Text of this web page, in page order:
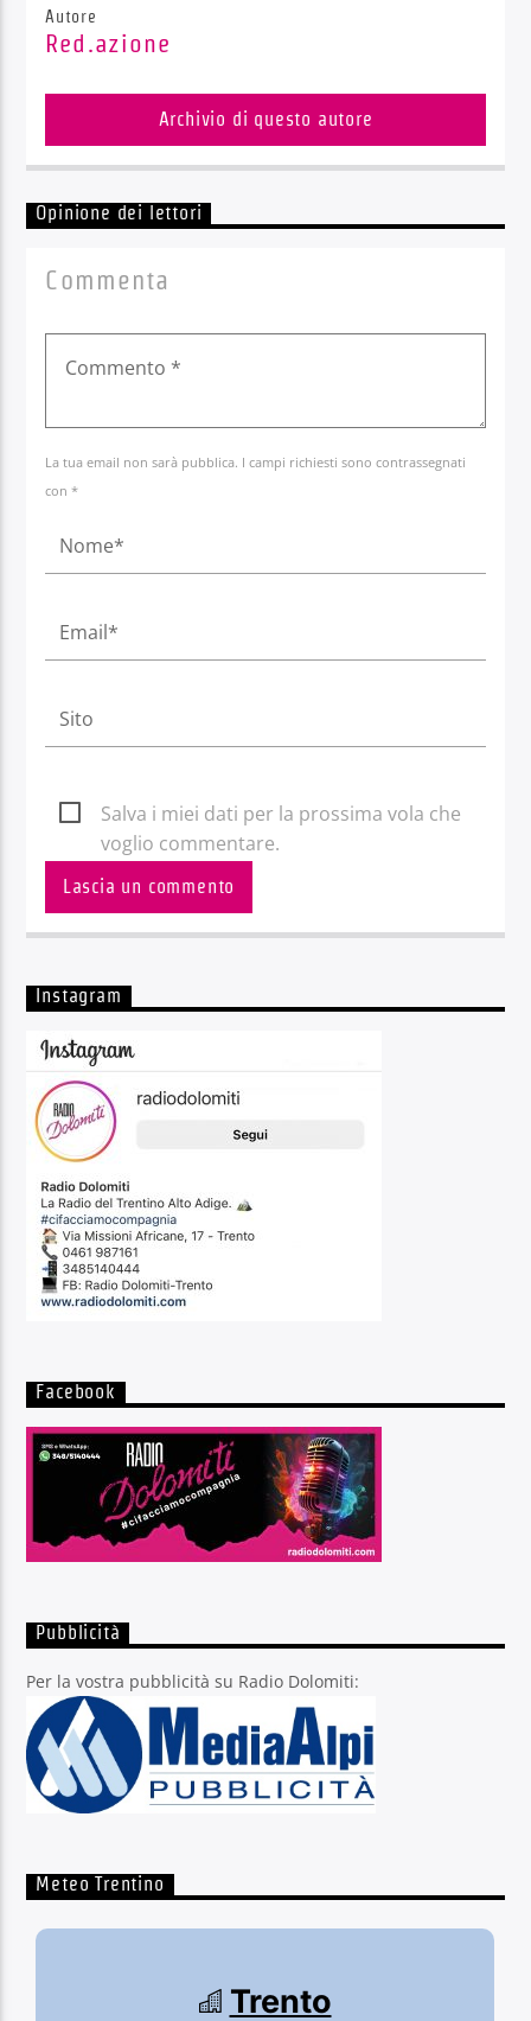
Autore
Red.azione
Archivio di questo autore
Opinione dei lettori
Commenta
La tua email non sarà pubblica. I campi richiesti sono contrassegnati
con *
Salva i miei dati per la prossima vola che
voglio commentare.
Instagram
Facebook
Pubblicità
Per la vostra pubblicità su Radio Dolomiti:
Meteo Trentino